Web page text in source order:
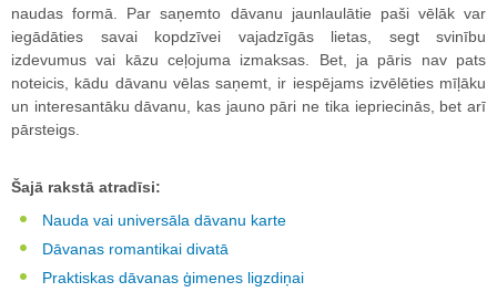
naudas formā. Par saņemto dāvanu jaunlaulātie paši vēlāk var
iegādāties savai kopdzīvei vajadzīgās lietas, segt svinību
izdevumus vai kāzu ceļojuma izmaksas. Bet, ja pāris nav pats
noteicis, kādu dāvanu vēlas saņemt, ir iespējams izvēlēties mīļāku
un interesantāku dāvanu, kas jauno pāri ne tika iepriecinās, bet arī
pārsteigs.
Šajā rakstā atradīsi:
Nauda vai universāla dāvanu karte
Dāvanas romantikai divatā
Praktiskas dāvanas ģimenes ligzdiņai